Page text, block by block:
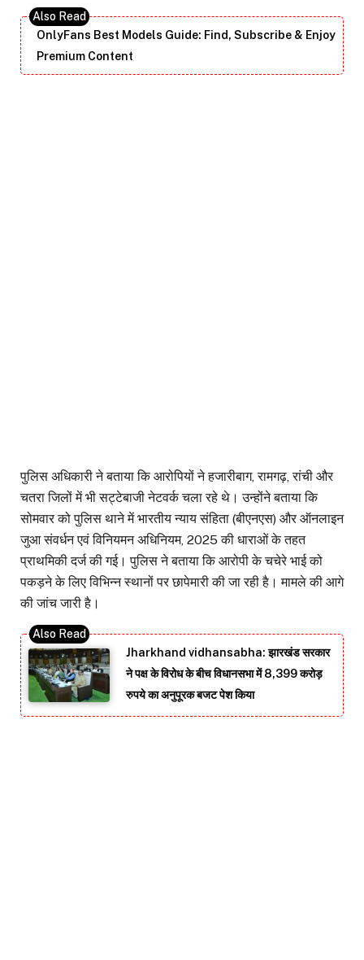
OnlyFans Best Models Guide: Find, Subscribe & Enjoy
Premium Content
पुलिस अधिकारी ने बताया कि आरोपियों ने हजारीबाग, रामगढ़, रांची और
चतरा जिलों में भी सट्टेबाजी नेटवर्क चला रहे थे। उन्होंने बताया कि
सोमवार को पुलिस थाने में भारतीय न्याय संहिता (बीएनएस) और ऑनलाइन
जुआ संवर्धन एवं विनियमन अधिनियम, 2025 की धाराओं के तहत
प्राथमिकी दर्ज की गई। पुलिस ने बताया कि आरोपी के चचेरे भाई को
पकड़ने के लिए विभिन्न स्थानों पर छापेमारी की जा रही है। मामले की आगे
की जांच जारी है।
Jharkhand vidhansabha: झारखंड सरकार
ने पक्ष के विरोध के बीच विधानसभा में 8,399 करोड़
रुपये का अनुपूरक बजट पेश किया